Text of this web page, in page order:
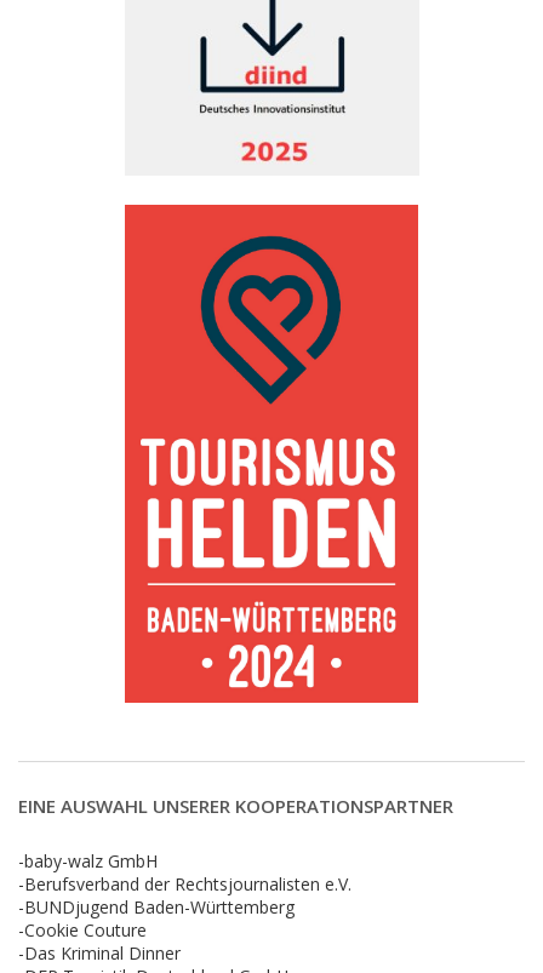
EINE AUSWAHL UNSERER KOOPERATIONSPARTNER
-baby-walz GmbH
-Berufsverband der Rechtsjournalisten e.V.
-BUNDjugend Baden-Württemberg
-Cookie Couture
-Das Kriminal Dinner